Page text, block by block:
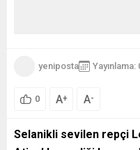
yeniposta
0 A+ A-
Selanikli sevilen repçi